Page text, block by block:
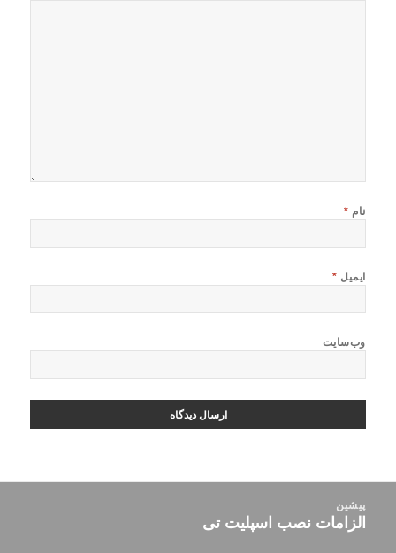
نام *
ایمیل *
وب‌سایت
نوشته‌ها
پیشین
نوشته
الزامات نصب اسپلیت تی